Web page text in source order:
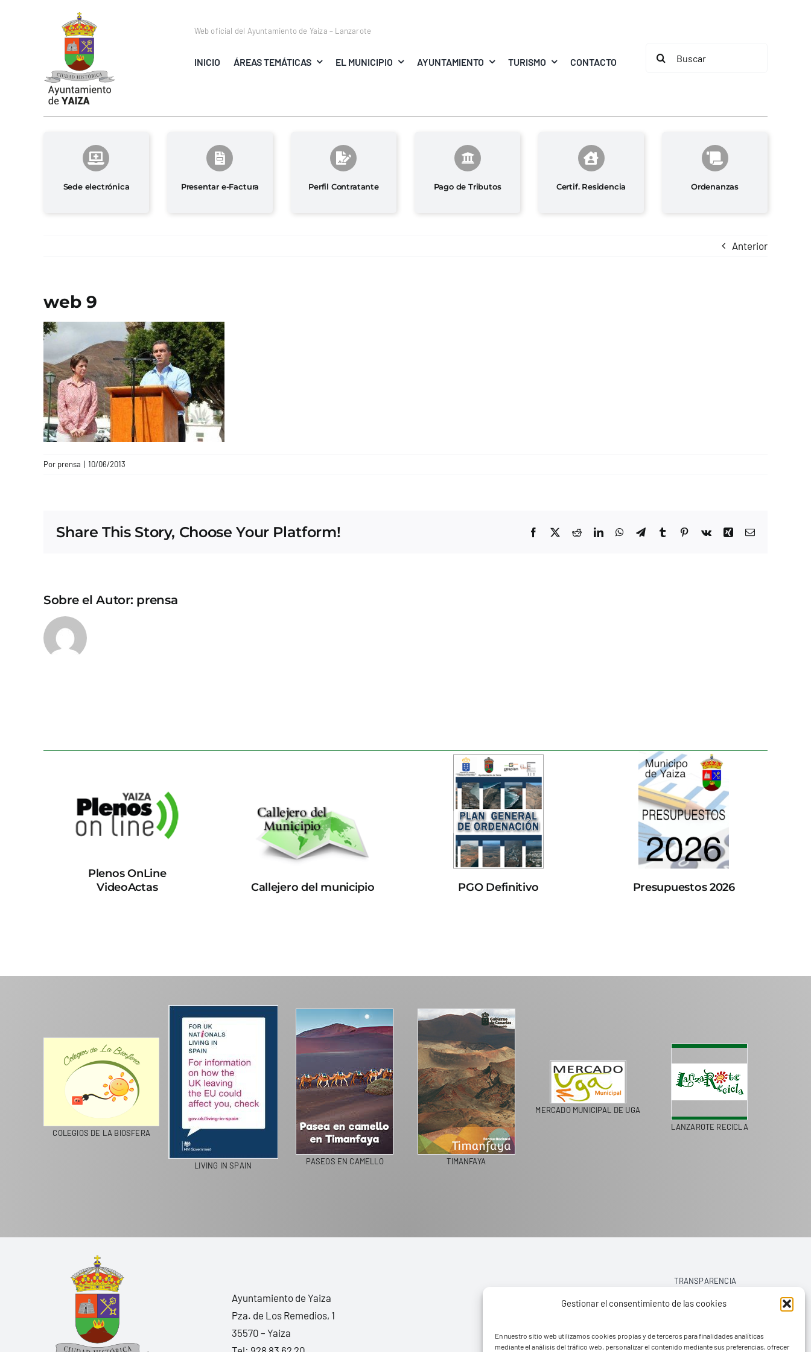
Gestionar el consentimiento de las cookies
En nuestro sitio web utilizamos cookies propias y de terceros para finalidades analíticas
mediante el análisis del tráfico web, personalizar el contenido mediante sus preferencias, ofrecer
Web oficial del Ayuntamiento de Yaiza – Lanzarote
INICIO ÁREAS TEMÁTICAS EL MUNICIPIO AYUNTAMIENTO TURISMO CONTACTO
Buscar:
Sede electrónica Presentar e-Factura Perfil Contratante Pago de Tributos Certif. Residencia Ordenanzas
Anterior
web 9
Por prensa | 10/06/2013
Share This Story, Choose Your Platform! Facebook
X RedditLinkedInWhatsApp
TelegramTumblrPinterest
Vk Xing Correo
Sobre el Autor: prensa
Plenos OnLine
VideoActas
Callejero del municipio PGO Definitivo Presupuestos 2026
COLEGIOS DE LA BIOSFERA
LIVING IN SPAIN PASEOS EN CAMELLO TIMANFAYA
MERCADO MUNICIPAL DE UGA
LANZAROTE RECICLA
Ayuntamiento de Yaiza
Pza. de Los Remedios, 1
35570 – Yaiza
TRANSPARENCIA
AVISO LEGAL
POLÍTICA DE PRIVACIDAD